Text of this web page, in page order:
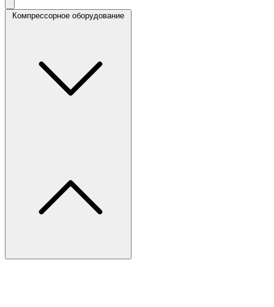
Компрессорное оборудование